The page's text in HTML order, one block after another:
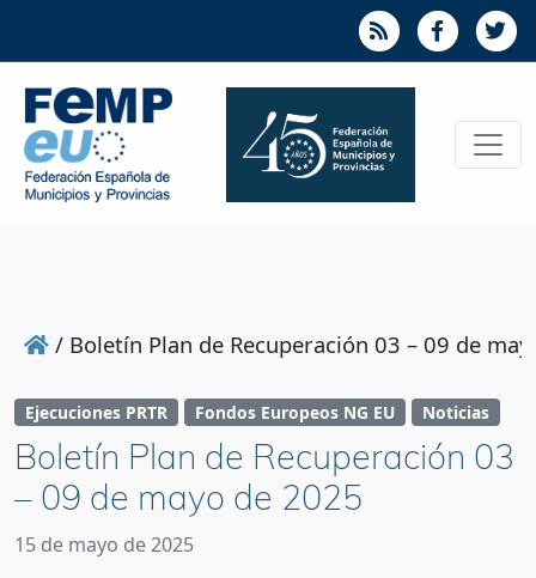
/ Boletín Plan de Recuperación 03 – 09 de
Ejecuciones PRTR Fondos Europeos NG EU Noticias
Boletín Plan de Recuperación 03
– 09 de mayo de 2025
15 de mayo de 2025